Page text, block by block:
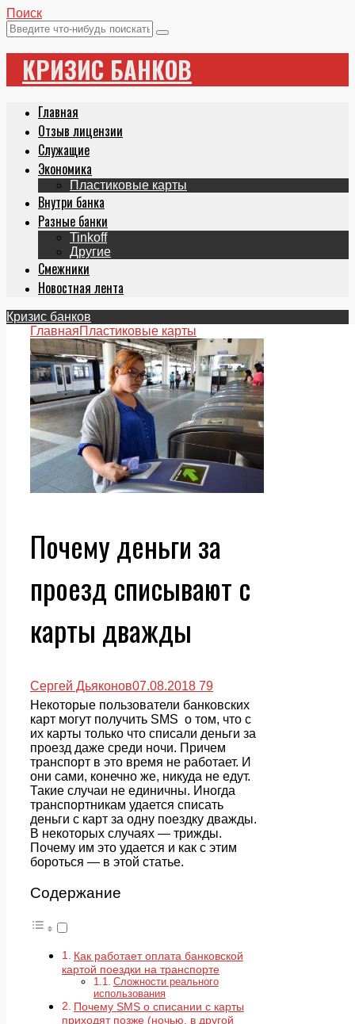
Поиск
КРИЗИС БАНКОВ
Главная
Отзыв лицензии
Служащие
Экономика
Пластиковые карты
Внутри банка
Разные банки
Tinkoff
Другие
Смежники
Новостная лента
Кризис банков
ГлавнаяПластиковые карты
Почему деньги за
проезд списывают с
карты дважды
Сергей Дьяконов07.08.2018 79
Некоторые пользователи банковских
карт могут получить SMS о том, что с
их карты только что списали деньги за
проезд даже среди ночи. Причем
транспорт в это время не работает. И
они сами, конечно же, никуда не едут.
Такие случаи не единичны. Иногда
транспортникам удается списать
деньги с карт за одну поездку дважды.
В некоторых случаях — трижды.
Почему им это удается и как с этим
бороться — в этой статье.
Содержание
Как работает оплата банковской
картой поездки на транспорте
Сложности реального
использования
Почему SMS о списании с карты
приходят позже (ночью, в другой